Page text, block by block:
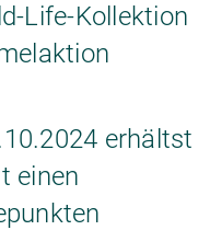
Life-Kollektion
erhältst
einen